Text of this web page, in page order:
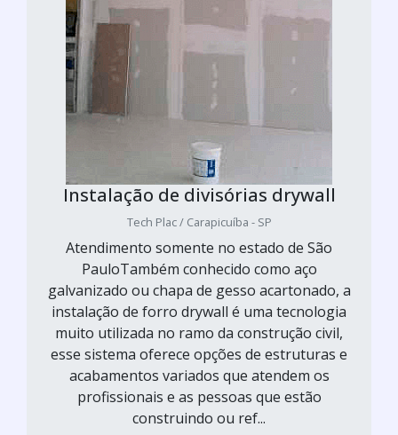
Instalação de divisórias drywall
Tech Plac / Carapicuíba - SP
Atendimento somente no estado de São
PauloTambém conhecido como aço
galvanizado ou chapa de gesso acartonado, a
instalação de forro drywall é uma tecnologia
muito utilizada no ramo da construção civil,
esse sistema oferece opções de estruturas e
acabamentos variados que atendem os
profissionais e as pessoas que estão
construindo ou ref...